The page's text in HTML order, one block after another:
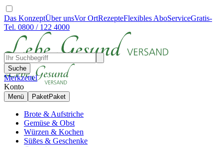
Das KonzeptÜber unsVor OrtRezepteFlexibles AboServiceGratis-
Tel. 0800 / 122 4000
Suche
Merkzettel
Konto
Menü PaketPaket
Brote & Aufstriche
Gemüse & Obst
Würzen & Kochen
Süßes & Geschenke